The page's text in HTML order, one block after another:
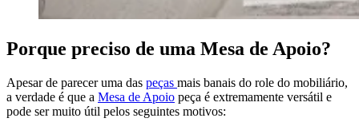
Porque preciso de uma Mesa de Apoio?
Apesar de parecer uma das peças mais banais do role do mobiliário,
a verdade é que a Mesa de Apoio peça é extremamente versátil e
pode ser muito útil pelos seguintes motivos: